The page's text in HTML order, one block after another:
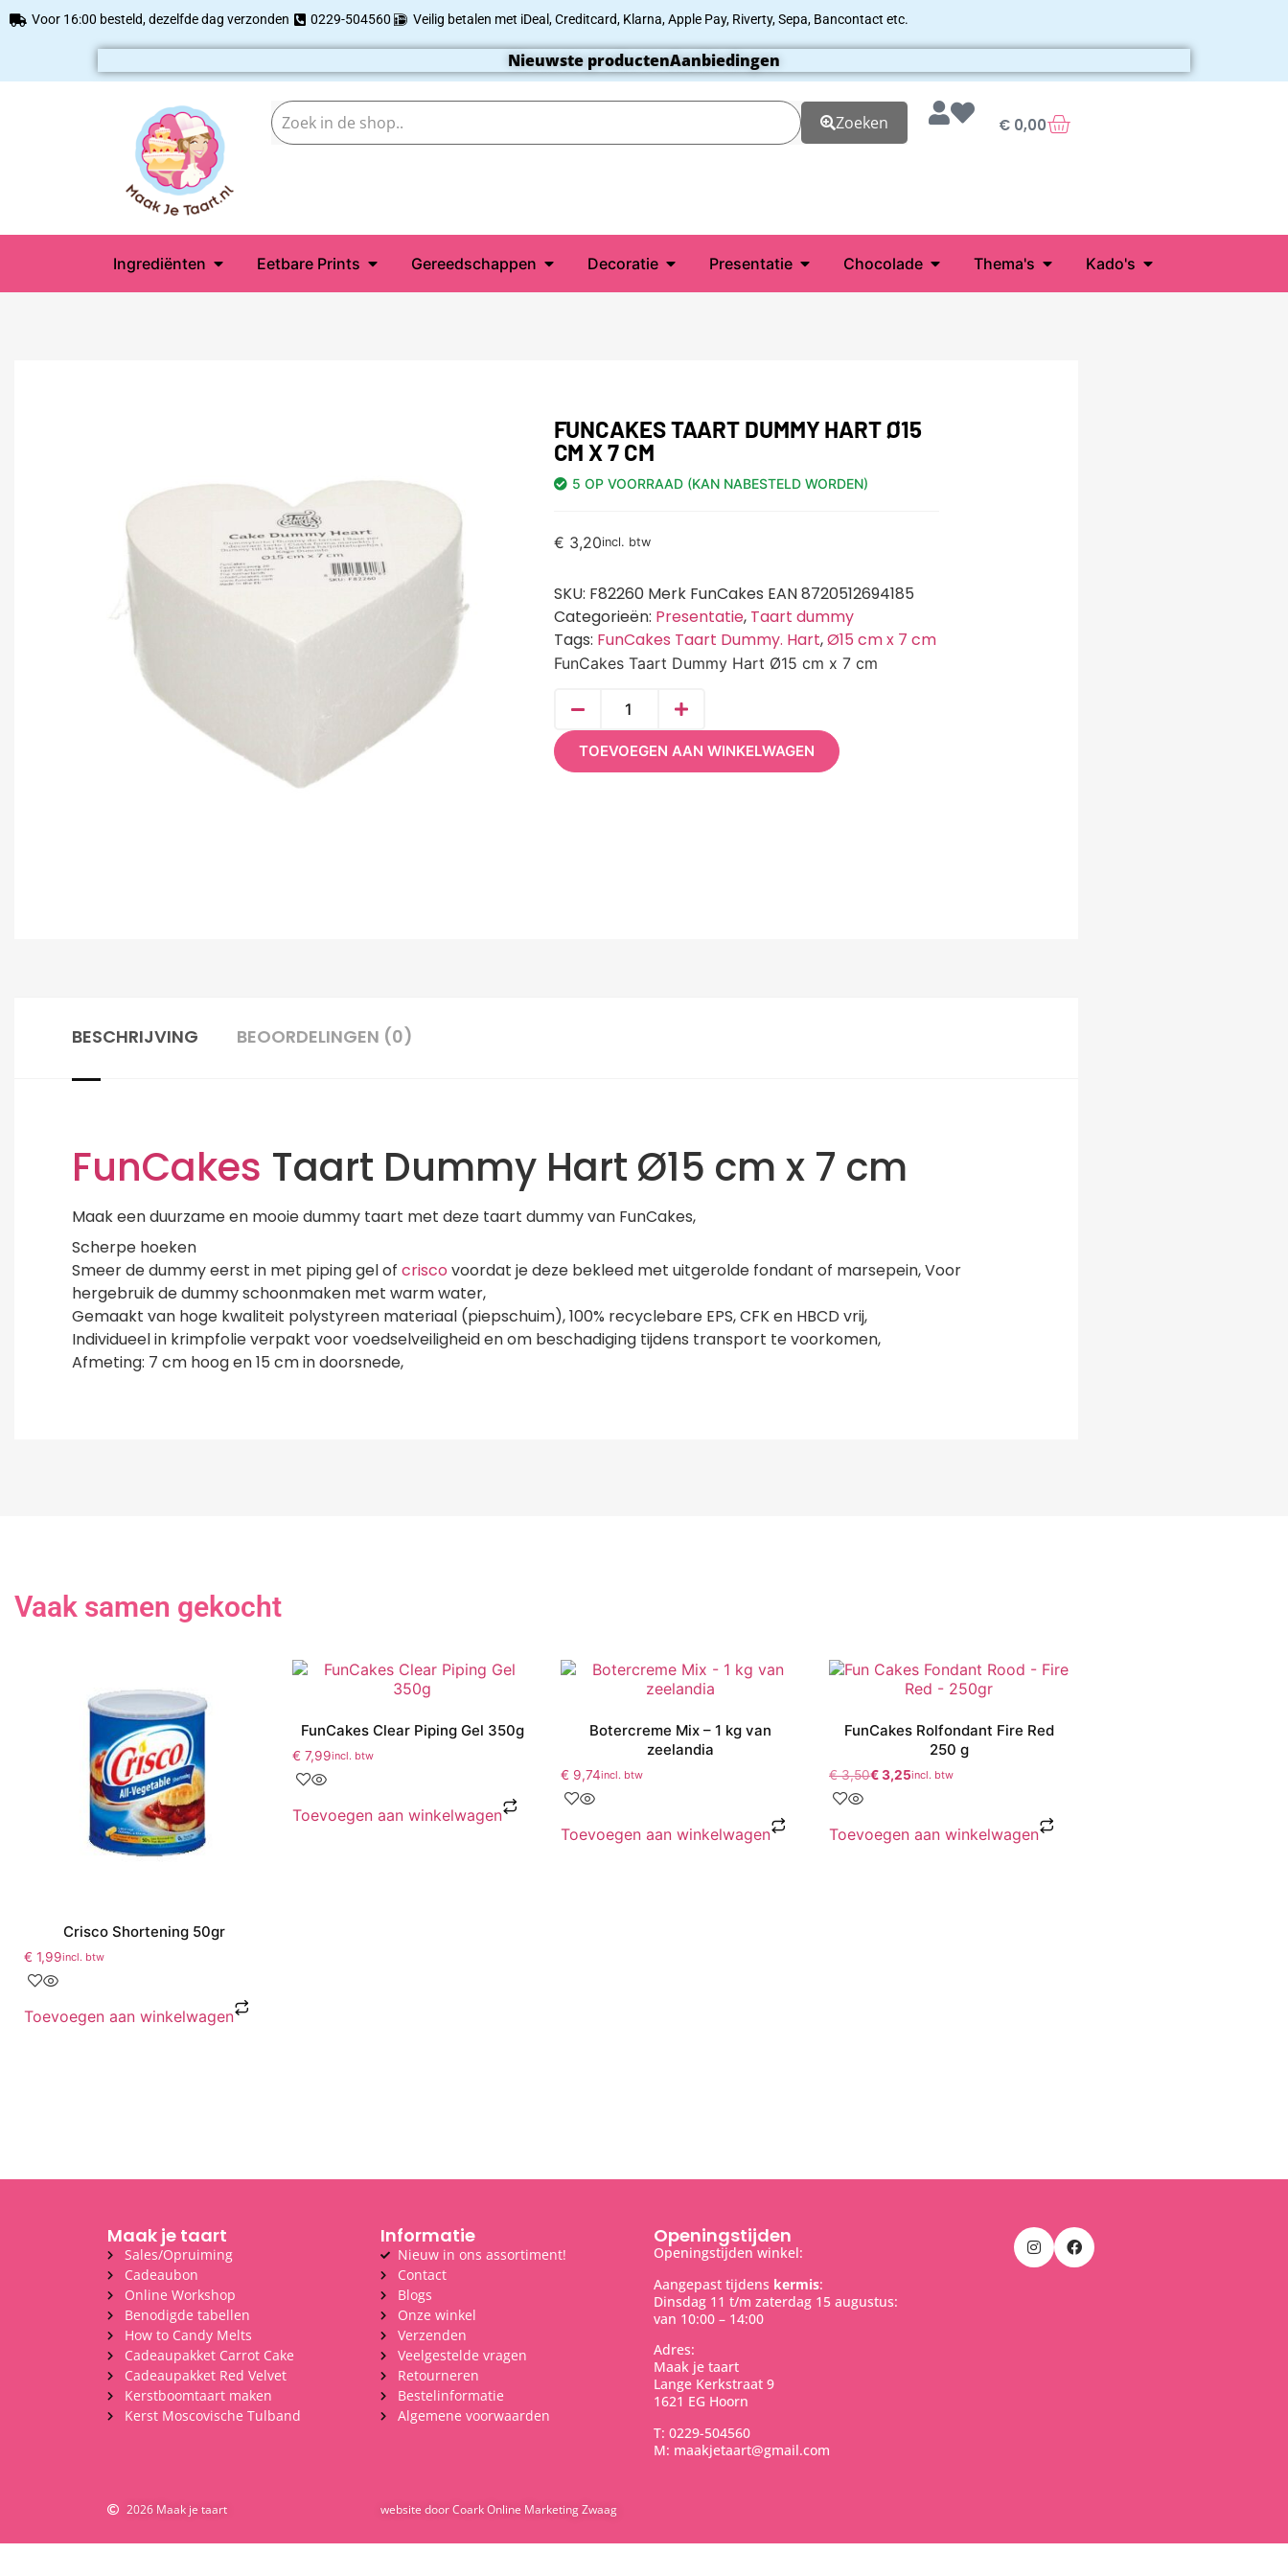
Voor 16:00 besteld, dezelfde dag verzonden 0229-504560 Veilig betalen met iDeal, Creditcard, Klarna, Apple Pay, Riverty, Sepa, Bancontact etc.
Nieuwste productenAanbiedingen
Zoeken € 0,00
Ingrediënten Eetbare Prints Gereedschappen Decoratie Presentatie Chocolade Thema's Kado's
FUNCAKES TAART DUMMY HART Ø15
CM X 7 CM
5 OP VOORRAAD (KAN NABESTELD WORDEN)
€ 3,20incl. btw
SKU: F82260 Merk FunCakes EAN 8720512694185
Categorieën: Presentatie, Taart dummy
Tags: FunCakes Taart Dummy. Hart,Ø15 cm x 7 cm
FunCakes Taart Dummy Hart Ø15 cm x 7 cm
TOEVOEGEN AAN WINKELWAGEN
BESCHRIJVING BEOORDELINGEN (0)
FunCakes Taart Dummy Hart Ø15 cm x 7 cm
Maak een duurzame en mooie dummy taart met deze taart dummy van FunCakes,
Scherpe hoeken
Smeer de dummy eerst in met piping gel of crisco voordat je deze bekleed met uitgerolde fondant of marsepein, Voor
hergebruik de dummy schoonmaken met warm water,
Gemaakt van hoge kwaliteit polystyreen materiaal (piepschuim), 100% recyclebare EPS, CFK en HBCD vrij,
Individueel in krimpfolie verpakt voor voedselveiligheid en om beschadiging tijdens transport te voorkomen,
Afmeting: 7 cm hoog en 15 cm in doorsnede,
Vaak samen gekocht
Crisco Shortening 50gr
€ 1,99incl. btw
Toevoegen aan winkelwagen
FunCakes Clear Piping Gel 350g
€ 7,99incl. btw
Toevoegen aan winkelwagen
Botercreme Mix – 1 kg van
zeelandia
€ 9,74incl. btw
Toevoegen aan winkelwagen
FunCakes Rolfondant Fire Red
250 g
€3,50€3,25incl. btw
Toevoegen aan winkelwagen
Maak je taart
Sales/Opruiming
Cadeaubon
Online Workshop
Benodigde tabellen
How to Candy Melts
Cadeaupakket Carrot Cake
Cadeaupakket Red Velvet
Kerstboomtaart maken
Kerst Moscovische Tulband
Informatie
Nieuw in ons assortiment!
Contact
Blogs
Onze winkel
Verzenden
Veelgestelde vragen
Retourneren
Bestelinformatie
Algemene voorwaarden
Openingstijden
Openingstijden winkel:
Aangepast tijdens kermis:
Dinsdag 11 t/m zaterdag 15 augustus:
van 10:00 – 14:00
Adres:
Maak je taart
Lange Kerkstraat 9
1621 EG Hoorn
T: 0229-504560
M: maakjetaart@gmail.com
2026 Maak je taart website door Coark Online Marketing Zwaag